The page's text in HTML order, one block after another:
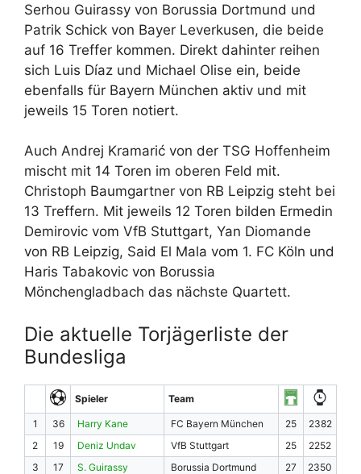
Serhou Guirassy von Borussia Dortmund und
Patrik Schick von Bayer Leverkusen, die beide
auf 16 Treffer kommen. Direkt dahinter reihen
sich Luis Díaz und Michael Olise ein, beide
ebenfalls für Bayern München aktiv und mit
jeweils 15 Toren notiert.
Auch Andrej Kramarić von der TSG Hoffenheim
mischt mit 14 Toren im oberen Feld mit.
Christoph Baumgartner von RB Leipzig steht bei
13 Treffern. Mit jeweils 12 Toren bilden Ermedin
Demirovic vom VfB Stuttgart, Yan Diomande
von RB Leipzig, Said El Mala vom 1. FC Köln und
Haris Tabakovic von Borussia
Mönchengladbach das nächste Quartett.
Die aktuelle Torjägerliste der
Bundesliga
Spieler Team
1 36 Harry Kane FC Bayern München 25
2382
2
19 Deniz Undav VfB Stuttgart 25
2252
3
17 S. Guirassy Borussia Dortmund 27
2350